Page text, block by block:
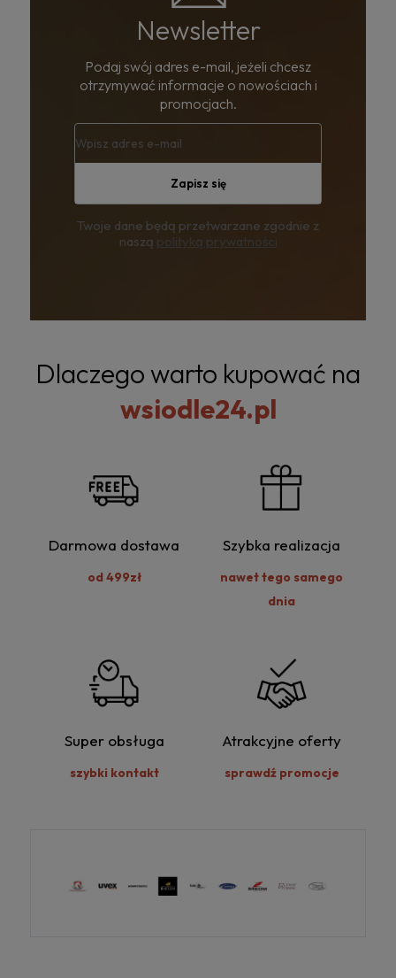
Newsletter
Podaj swój adres e-mail, jeżeli chcesz
otrzymywać informacje o nowościach i
promocjach.
Zapisz się
Twoje dane będą przetwarzane zgodnie z
naszą polityką prywatności
Dlaczego warto kupować na
wsiodle24.pl
Darmowa dostawa
od 499zł
Szybka realizacja
nawet tego samego
dnia
Super obsługa
szybki kontakt
Atrakcyjne oferty
sprawdź promocje